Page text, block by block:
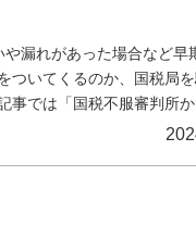
漏れがあった場合など早
ついてくるのか、国税局
事では「国税不服審判所か